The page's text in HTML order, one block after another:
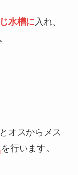
水槽に 入れ、
オスからメス
を行います。